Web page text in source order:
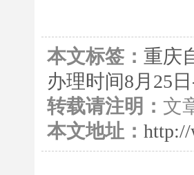
本文标签： 重庆
办理时间8月25日
转载请注明： 文
本文地址： http://